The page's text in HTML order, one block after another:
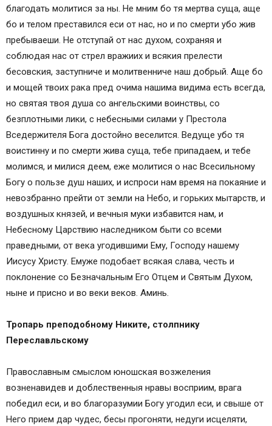
благодать молитися за ны. Не мним бо тя мертва суща, аще
бо и телом преставился еси от нас, но и по смерти убо жив
пребываеши. Не отступай от нас духом, сохраняя и
соблюдая нас от стрел вражиих и всякия прелести
бесовския, заступниче и молитвенниче наш добрый. Аще бо
и мощей твоих рака пред очима нашима видима есть всегда,
но святая твоя душа со ангельскими воинствы, со
безплотными лики, с небесными силами у Престола
Вседержителя Бога достойно веселится. Ведуще убо тя
воистинну и по смерти жива суща, тебе припадаем, и тебе
молимся, и милися деем, еже молитися о нас Всесильному
Богу о пользе душ наших, и испроси нам время на покаяние и
невозбранно прейти от земли на Небо, и горьких мытарств, и
воздушных князей, и вечныя муки избавится нам, и
Небесному Царствию наследником быти со всеми
праведными, от века угодившими Ему, Господу нашему
Иисусу Христу. Емуже подобает всякая слава, честь и
поклонение со Безначальным Его Отцем и Святым Духом,
ныне и присно и во веки веков. Аминь.
Тропарь преподобному Никите, столпнику
Переславльскому
Православным смыслом юношская возжеления
возненавидев и доблественныя нравы восприим, врага
победил еси, и во благоразумии Богу угодил еси, и свыше от
Него прием дар чудес, бесы прогоняти, недуги исцеляти,